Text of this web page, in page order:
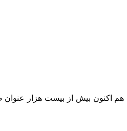
کرد. هم اکنون بیش از بیست هزار